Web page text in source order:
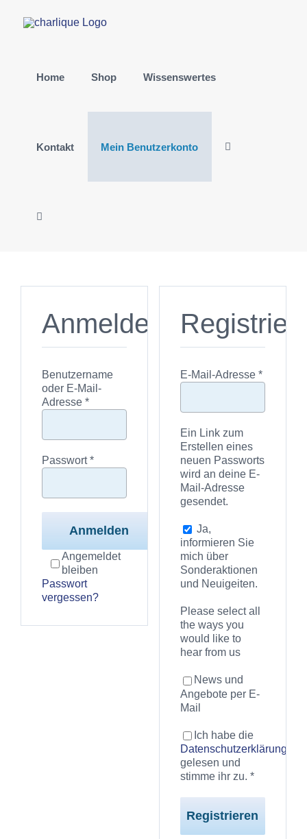
Inhalt
Home Shop Wissenswertes
Kontakt Mein Benutzerkonto
Anmelden
Benutzername
oder E-Mail-
Adresse *Erforderlich
Passwort*Erforderlich
Angemeldet
bleiben
Anmelden
Passwort
vergessen?
E-Mail-Adresse *
Ein Link zum
Erstellen eines
neuen Passworts
wird an deine E-
Mail-Adresse
gesendet.
Ja,
informieren Sie
mich über
Sonderaktionen
und Neuigeiten.
Please select all
the ways you
would like to
hear from us
News und
Angebote per E-
Mail
Ich habe die
Datenschutzerklärung
gelesen und
stimme ihr zu. *
Registrieren